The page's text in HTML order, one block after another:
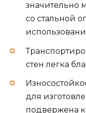
значительно
со стальной
стен легка
для
подвержена